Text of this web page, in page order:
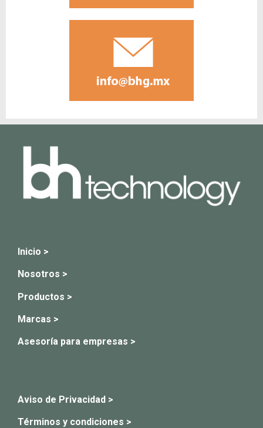
Inicio >
Nosotros >
Productos >
Marcas >
Asesoría para empresas >
Aviso de Privacidad >
Términos y condiciones >